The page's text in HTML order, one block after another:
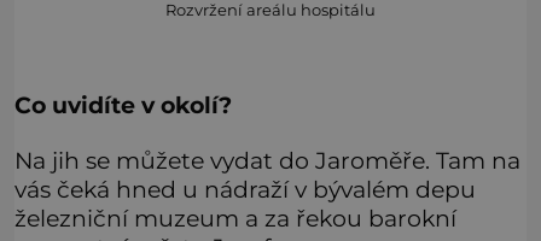
Rozvržení areálu hospitálu
Co uvidíte v okolí?
Na jih se můžete vydat do Jaroměře. Tam na
vás čeká hned u nádraží v bývalém depu
železniční muzeum a za řekou barokní